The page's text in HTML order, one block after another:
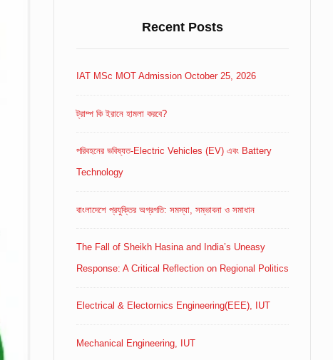
Recent Posts
IAT MSc MOT Admission October 25, 2026
ট্রাম্প কি ইরানে হামলা করবে?
পরিবহনের ভবিষ্যত-Electric Vehicles (EV) এবং Battery
Technology
বাংলাদেশে প্রযুক্তির অগ্রগতি: সমস্যা, সম্ভাবনা ও সমাধান
The Fall of Sheikh Hasina and India’s Uneasy
Response: A Critical Reflection on Regional Politics
Electrical & Electornics Engineering(EEE), IUT
Mechanical Engineering, IUT